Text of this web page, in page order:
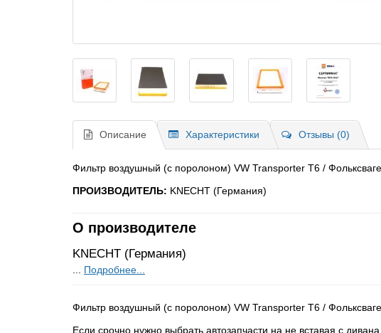
Описание Характеристики Отзывы (0)
Фильтр воздушный (с поролоном) VW Transporter T6 /
ПРОИЗВОДИТЕЛЬ: KNECHT (Германия)
О производителе
KNECHT (Германия)
... Подробнее...
Фильтр воздушный (с поролоном) VW Transporter T6 /
Если срочно нужно выбрать автозапчасти на не вставая с